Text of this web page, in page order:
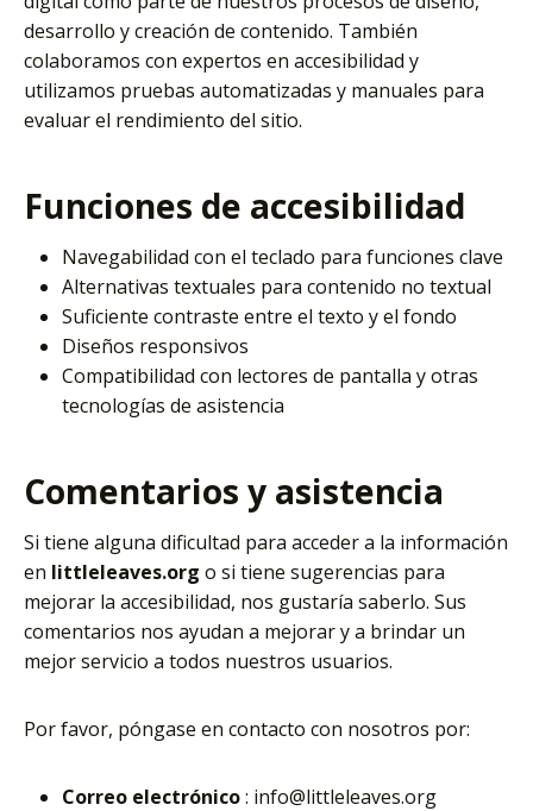
desarrollo y creación de contenido. También
colaboramos con expertos en accesibilidad y
utilizamos pruebas automatizadas y manuales para
evaluar el rendimiento del sitio.
Funciones de accesibilidad
Navegabilidad con el teclado para funciones clave
Alternativas textuales para contenido no textual
Suficiente contraste entre el texto y el fondo
Diseños responsivos
Compatibilidad con lectores de pantalla y otras
tecnologías de asistencia
Comentarios y asistencia
Si tiene alguna dificultad para acceder a la información
en littleleaves.org o si tiene sugerencias para
mejorar la accesibilidad, nos gustaría saberlo. Sus
comentarios nos ayudan a mejorar y a brindar un
mejor servicio a todos nuestros usuarios.
Por favor, póngase en contacto con nosotros por:
Correo electrónico: info@littleleaves.org